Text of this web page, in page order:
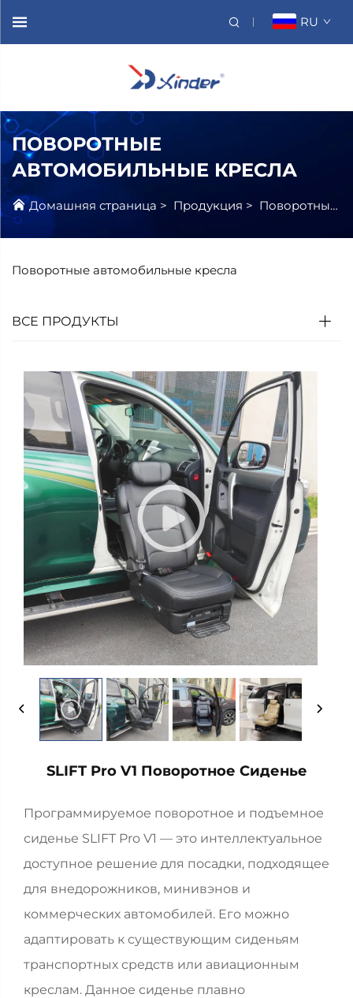
RU
ПОВОРОТНЫЕ
АВТОМОБИЛЬНЫЕ КРЕСЛА
Домашняя страница > Продукция > Поворотные Сиденья
Поворотные автомобильные кресла
ВСЕ ПРОДУКТЫ
SLIFT Pro V1 Поворотное Сиденье
Программируемое поворотное и подъемное
сиденье SLIFT Pro V1 — это интеллектуальное
доступное решение для посадки, подходящее
для внедорожников, минивэнов и
коммерческих автомобилей. Его можно
адаптировать к существующим сиденьям
транспортных средств или авиационным
креслам. Данное сиденье плавно